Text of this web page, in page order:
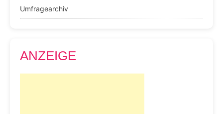
Umfragearchiv
ANZEIGE